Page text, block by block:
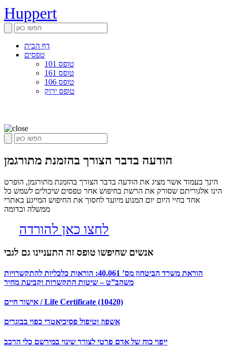
Huppert
דף הבית
טפסים
טופס 101
טופס 161
טופס 106
טופס ירוק
הודעה בדבר הצורך בהזמנת מתורגמן
הינך בעמוד אשר מציג את הודעה בדבר הצורך בהזמנת מתורגמן, הופרט
הינו אלגוריתם שסורק את הרשת בחיפוש אחר טפסים שיכולים לשמש כל
אחד בחיי היום יום המנוע מיועד לחסוך את החיפוש המייגע באתרי
ממשלה וכדומה
לחצו כאן להורדה
אנשים שחיפשו טופס זה התעניינו גם לגבי
הוראת משרד הביטחון מס’ 40.061: הוראות כלכליות להתקשרויות
משהב”ט – שיטות התקשרות וקביעת מחיר
אישור חיים / Life Certificate (10420)
אשפוז וטיפול פסיכיאטרי כפוי בבוגרים
ייפוי כוח של אדם פרטי לצורך שינוי במירשם כלי הרכב